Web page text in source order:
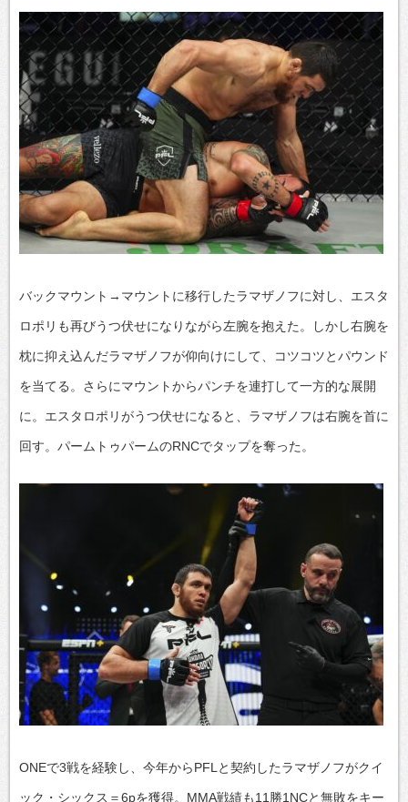
バックマウント→マウントに移行したラマザノフに対し、エスタ
ロポリも再びうつ伏せになりながら左腕を抱えた。しかし右腕を
枕に抑え込んだラマザノフが仰向けにして、コツコツとパウンド
を当てる。さらにマウントからパンチを連打して一方的な展開
に。エスタロポリがうつ伏せになると、ラマザノフは右腕を首に
回す。パームトゥパームのRNCでタップを奪った。
ONEで3戦を経験し、今年からPFLと契約したラマザノフがクイ
ック・シックス＝6pを獲得。MMA戦績も11勝1NCと無敗をキー